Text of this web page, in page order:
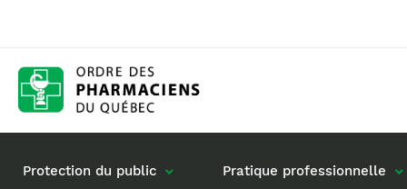
Protection du public Pratique professionnelle